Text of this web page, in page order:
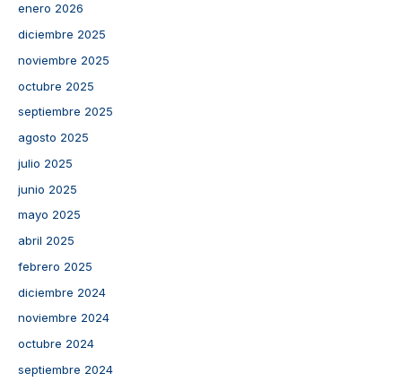
enero 2026
diciembre 2025
noviembre 2025
octubre 2025
septiembre 2025
agosto 2025
julio 2025
junio 2025
mayo 2025
abril 2025
febrero 2025
diciembre 2024
noviembre 2024
octubre 2024
septiembre 2024